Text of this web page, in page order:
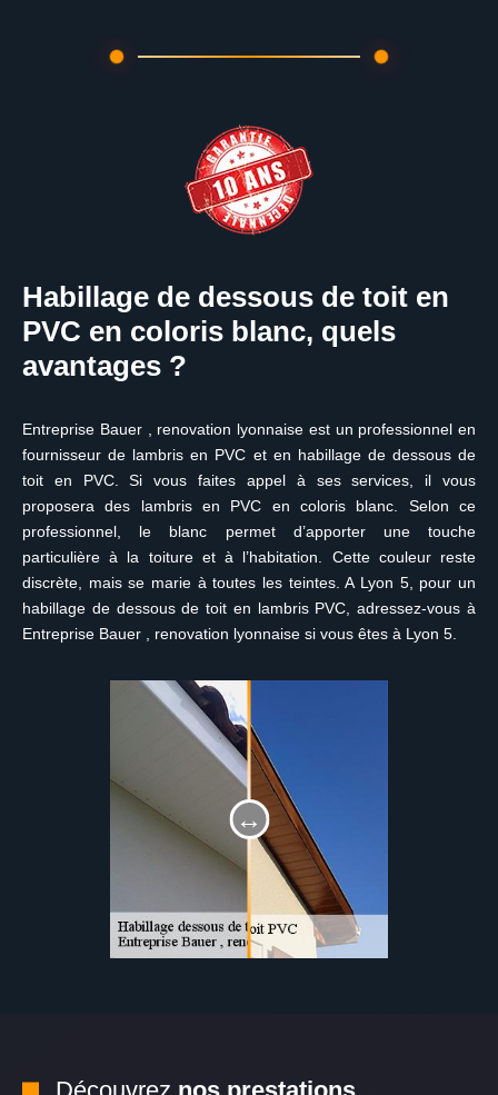
Habillage de dessous de toit en
PVC en coloris blanc, quels
avantages ?
Entreprise Bauer , renovation lyonnaise est un professionnel en
fournisseur de lambris en PVC et en habillage de dessous de
toit en PVC. Si vous faites appel à ses services, il vous
proposera des lambris en PVC en coloris blanc. Selon ce
professionnel, le blanc permet d’apporter une touche
particulière à la toiture et à l’habitation. Cette couleur reste
discrète, mais se marie à toutes les teintes. A Lyon 5, pour un
habillage de dessous de toit en lambris PVC, adressez-vous à
Entreprise Bauer , renovation lyonnaise si vous êtes à Lyon 5.